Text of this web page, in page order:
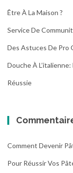
Être À La Maison ?
Service De
Des Astuces De Pro
Douche À
Réussie
Comment Devenir
Pour Réussir Vos